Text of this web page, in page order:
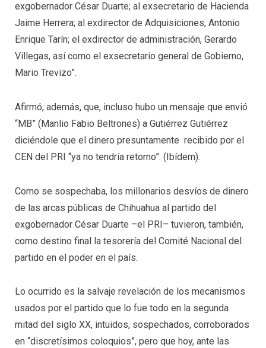
exgobernador César Duarte; al exsecretario de Hacienda
Jaime Herrera; al exdirector de Adquisiciones, Antonio
Enrique Tarín; el exdirector de administración, Gerardo
Villegas, así como el exsecretario general de Gobierno,
Mario Trevizo”.
Afirmó, además, que, incluso hubo un mensaje que envió
“MB” (Manlio Fabio Beltrones) a Gutiérrez Gutiérrez
diciéndole que el dinero presuntamente recibido por el
CEN del PRI “ya no tendría retorno”. (Ibídem).
Como se sospechaba, los millonarios desvíos de dinero
de las arcas públicas de Chihuahua al partido del
exgobernador César Duarte –el PRI– tuvieron, también,
como destino final la tesorería del Comité Nacional del
partido en el poder en el país.
Lo ocurrido es la salvaje revelación de los mecanismos
usados por el partido que lo fue todo en la segunda
mitad del siglo XX, intuidos, sospechados, corroborados
en “discretísimos coloquios”, pero que hoy, ante las